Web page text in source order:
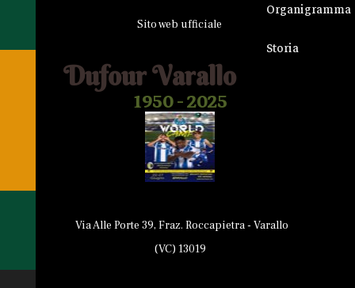
Organigramma
Storia
Sito web ufficiale
Dufour Varallo
1950 - 2025
Via Alle Porte 39, Fraz. Roccapietra - Varallo
(VC) 13019